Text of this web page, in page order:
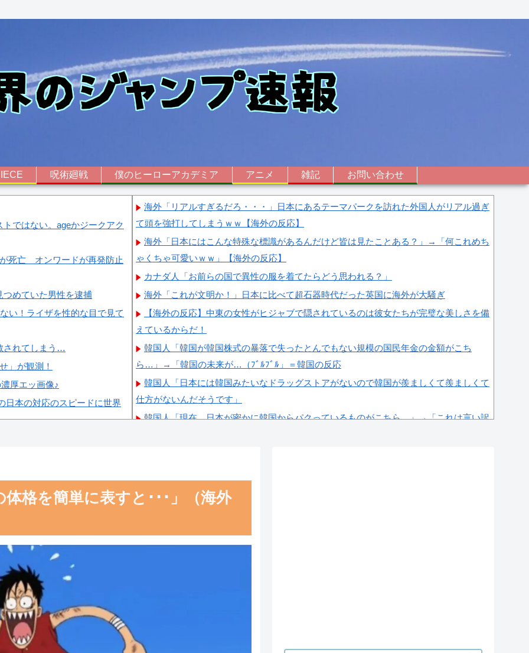
呪術廻戦 僕のヒーローアカデミア アニメ 雑記 お問い合わせ
ではない。ageかジークアク
死亡 オンワードが再発防止
めていた男性を逮捕
い！ライザを性的な目で見て
されてしまう…
」が観測！
厚エッ画像♪
日本の対応のスピードに世界
海外「リアルすぎるだろ・・・」日本にあるテーマパークを訪れた外国人がリアル過ぎ
て頭を強打してしまうｗｗ【海外の反応】
海外「日本にはこんな特殊な標識があるんだけど皆は見たことある？」→「何これめち
ゃくちゃ可愛いｗｗ」【海外の反応】
カナダ人「お前らの国で異性の服を着てたらどう思われる？」
海外「これが文明か！」日本に比べて超石器時代だった英国に海外が大騒ぎ
【海外の反応】中東の女性がヒジャブで隠されているのは彼女たちが完璧な美しさを備
えているからだ！
韓国人「韓国が韓国株式の暴落で失ったとんでもない規模の国民年金の金額がこち
ら…」→「韓国の未来が…（ﾌﾞﾙﾌﾞﾙ」＝韓国の反応
韓国人「日本には韓国みたいなドラッグストアがないので韓国が羨ましくて羨ましくて
仕方がないんだそうです」
韓国人「現在、日本が密かに韓国からパクっているものがこちら…」→「これは言い訳
てこうなった…？（ﾌﾞﾙﾌﾞﾙ」＝韓国の反応
格を簡単に表すと･･･」（海外